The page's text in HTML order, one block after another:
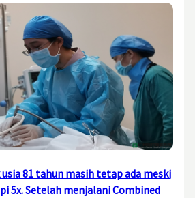
81 tahun masih tetap ada meski
5x. Setelah menjalani Combined